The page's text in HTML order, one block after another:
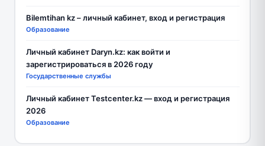
Bilemtihan kz – личный кабинет, вход и регистрация
Образование
Личный кабинет Daryn.kz: как войти и
зарегистрироваться в 2026 году
Государственные службы
Личный кабинет Testcenter.kz — вход и регистрация
2026
Образование